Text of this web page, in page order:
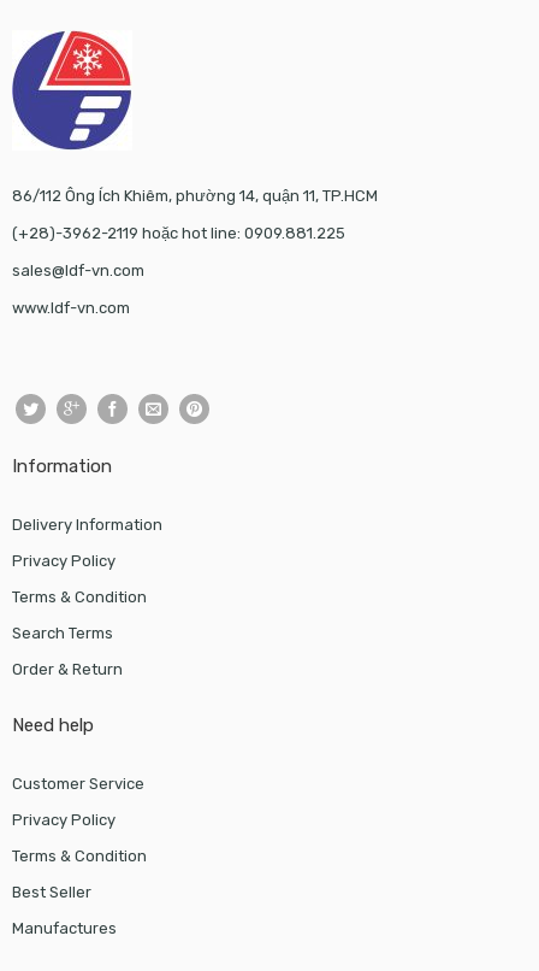
86/112 Ông Ích Khiêm, phường 14, quận 11, TP.HCM
(+28)-3962-2119 hoặc hot line: 0909.881.225
sales@ldf-vn.com
www.ldf-vn.com
Information
Delivery Information
Privacy Policy
Terms & Condition
Search Terms
Order & Return
Need help
Customer Service
Privacy Policy
Terms & Condition
Best Seller
Manufactures